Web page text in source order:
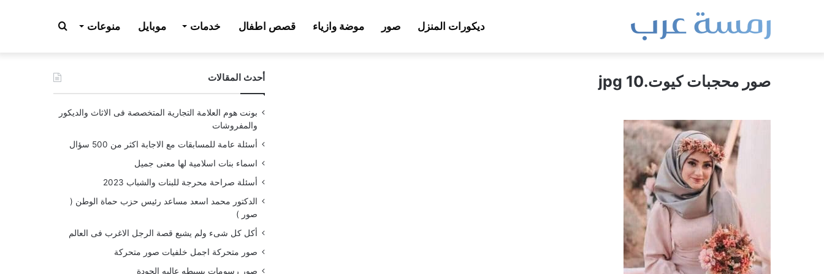
ديكورات المنزل صور موضة وازياء قصص اطفال خدمات موبايل منوعات بحث
عن صور محجبات كيوت.jpg 10 أحدث المقالات
بونت هوم العلامة التجارية المتخصصة فى الاثاث والديكور
والمفروشات
أسئلة عامة للمسابقات مع الاجابة اكثر من 500 سؤال
اسماء بنات اسلامية لها معنى جميل
أسئلة صراحة محرجة للبنات والشباب 2023
الدكتور محمد اسعد مساعد رئيس حزب حماة الوطن (
صور )
أكل كل شىء ولم يشبع قصة الرجل الاغرب فى العالم
صور متحركة اجمل خلفيات صور متحركة
صور رسومات بسيطه عاليه الجودة